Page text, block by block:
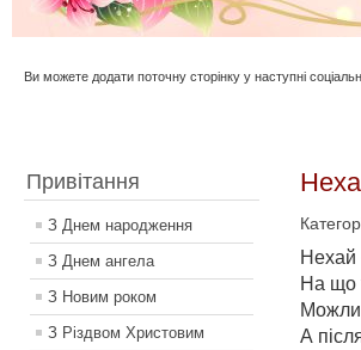
Ви можете додати поточну сторінку у наступні
Привітання
З Днем народження
З Днем ангела
З Новим роком
З Різдвом Христовим
Нехай
На що
А